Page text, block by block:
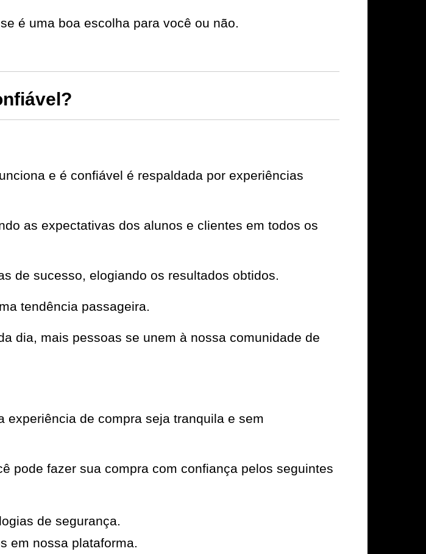
é uma boa escolha para você ou não.
e é confiável é respaldada por experiências
as expectativas dos alunos e clientes em todos os
de sucesso, elogiando os resultados obtidos.
tendência passageira.
dia, mais pessoas se unem à nossa comunidade de
experiência de compra seja tranquila e sem
pode fazer sua compra com confiança pelos seguintes
de segurança.
em nossa plataforma.